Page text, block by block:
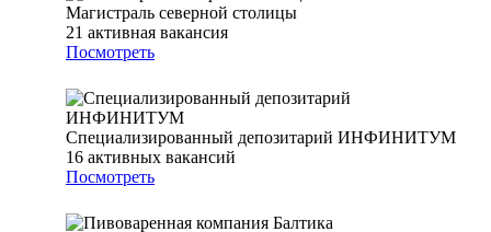
Магистраль северной столицы
21 активная вакансия
Посмотреть
Специализированный депозитарий ИНФИНИТУМ
16 активных вакансий
Посмотреть